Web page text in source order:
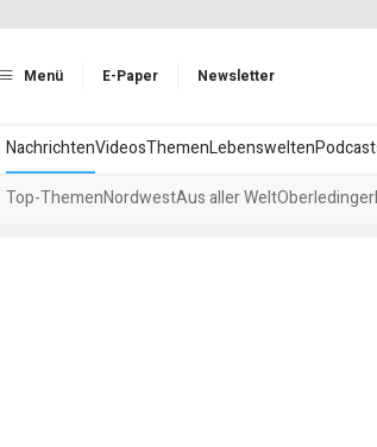
Menü E-Paper Newsletter
NachrichtenVideosThemenLebenswelten
Top-ThemenNordwestAus aller Welt